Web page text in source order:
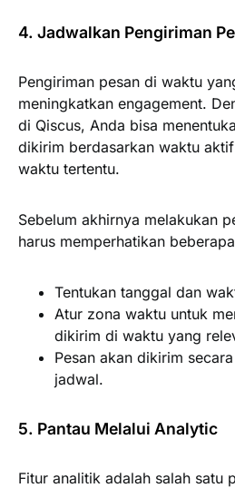
4. Jadwalkan Pengiriman
Pengiriman pesan di waktu
meningkatkan engagement.
di Qiscus, Anda bisa
dikirim berdasarkan waktu
waktu tertentu.
Sebelum akhirnya melakukan
harus memperhatikan
Tentukan tanggal dan
Atur zona waktu untuk
dikirim di waktu yang
Pesan akan dikirim
jadwal.
5. Pantau Melalui Analytic
Fitur analitik adalah salah satu